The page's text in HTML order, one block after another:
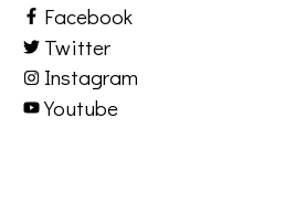
Facebook
Twitter
Instagram
Youtube